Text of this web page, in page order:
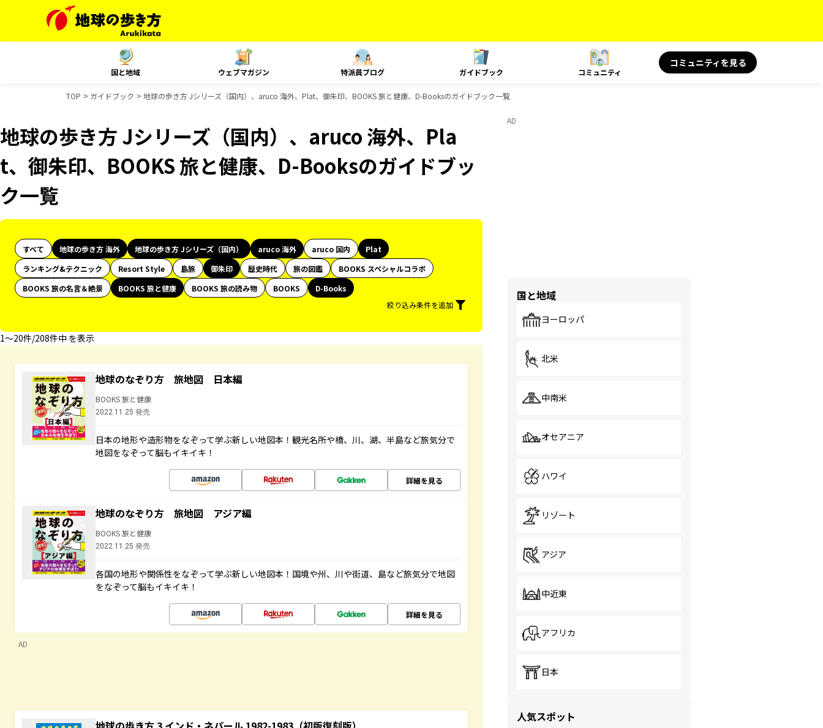
国と地域 ウェブマガジン 特派員ブログ ガイドブック コミュニティ
コミュニティを見る
TOP ガイドブック 地球の歩き方 Jシリーズ（国内）、aruco 海外、Plat、御朱印、BOOKS 旅と健康、D-Booksのガイドブック一覧
地球の歩き方 Jシリーズ（国内）、aruco 海外、Pla
t、御朱印、BOOKS 旅と健康、D-Booksのガイドブッ
ク一覧
すべて 地球の歩き方 海外 地球の歩き方 Jシリーズ（国内） aruco 海外 aruco 国内
Plat
ランキング&テクニック
Resort Style 島旅 御朱印 歴史時代 旅の図鑑
BOOKS スペシャルコラボ
BOOKS 旅の名言＆絶景
BOOKS 旅と健康 BOOKS 旅の読み物 BOOKS
D-Books
絞り込み条件を追加
1〜20件/208件中 を表示
地球のなぞり方 旅地図 日本編
BOOKS 旅と健康
2022.11.25 発売
日本の地形や造形物をなぞって学ぶ新しい地図本！観光名所や橋、川、湖、半島など旅気分で
地図をなぞって脳もイキイキ！
詳細を見る
地球のなぞり方 旅地図 アジア編
BOOKS 旅と健康
2022.11.25 発売
各国の地形や関係性をなぞって学ぶ新しい地図本！国境や州、川や街道、島など旅気分で地図
をなぞって脳もイキイキ！
詳細を見る
AD
AD
国と地域
ヨーロッパ
北米
中南米
オセアニア
ハワイ
リゾート
アジア
中近東
アフリカ
日本
人気スポット